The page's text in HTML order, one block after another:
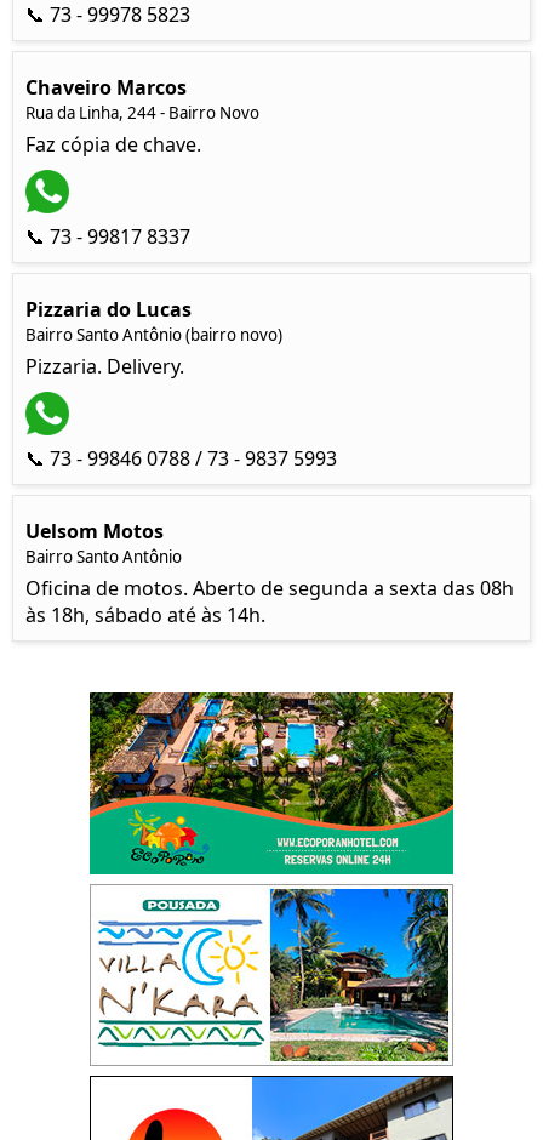
📞 73 - 99978 5823
Chaveiro Marcos
Rua da Linha, 244 - Bairro Novo
Faz cópia de chave.
📞 73 - 99817 8337
Pizzaria do Lucas
Bairro Santo Antônio (bairro novo)
Pizzaria. Delivery.
📞 73 - 99846 0788 / 73 - 9837 5993
Uelsom Motos
Bairro Santo Antônio
Oficina de motos. Aberto de segunda a sexta das 08h
às 18h, sábado até às 14h.